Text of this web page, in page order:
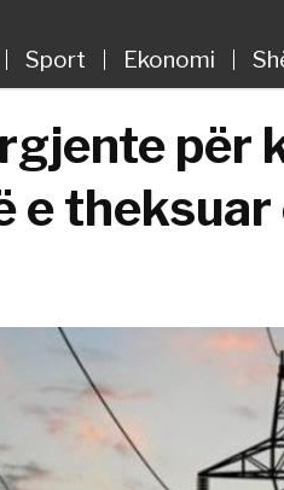
Sport Ekonomi
për
e